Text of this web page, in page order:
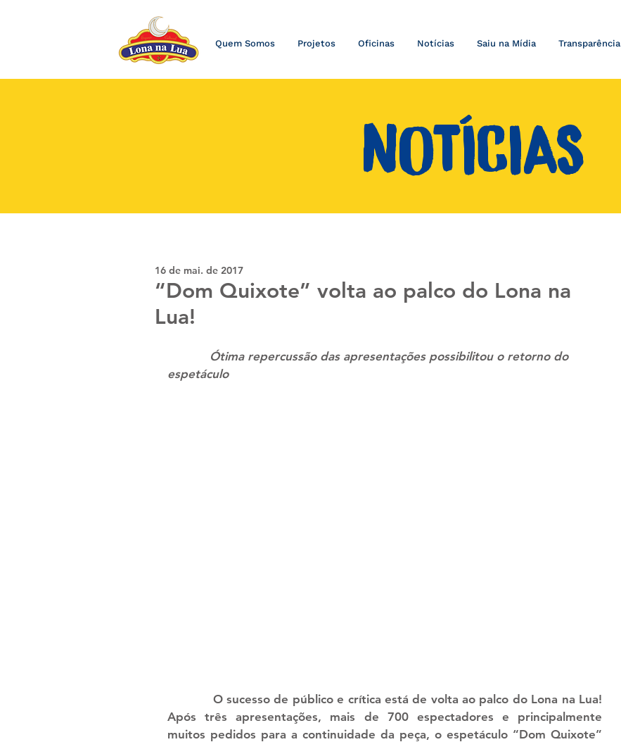
Quem Somos Projetos Oficinas Notícias Saiu na Mídia Transparência
NOTÍCIAS
“Dom Quixote” volta ao palco do Lona na
Lua!
16 de mai. de 2017
espetáculo
Após três apresentações, mais de 700 espectadores e principalmente
muitos pedidos para a continuidade da peça, o espetáculo “Dom Quixote”